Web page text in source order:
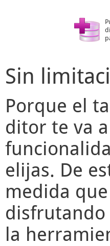
Sin
Porque el
ditor te va
elijas. De
medida
disfrutando
la